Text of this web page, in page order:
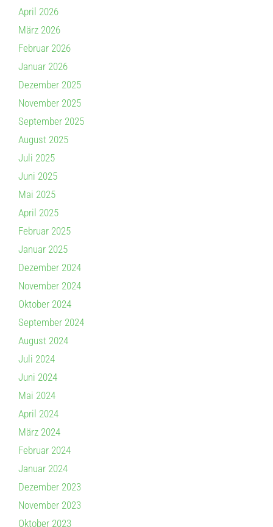
April 2026
März 2026
Februar 2026
Januar 2026
Dezember 2025
November 2025
September 2025
August 2025
Juli 2025
Juni 2025
Mai 2025
April 2025
Februar 2025
Januar 2025
Dezember 2024
November 2024
Oktober 2024
September 2024
August 2024
Juli 2024
Juni 2024
Mai 2024
April 2024
März 2024
Februar 2024
Januar 2024
Dezember 2023
November 2023
Oktober 2023